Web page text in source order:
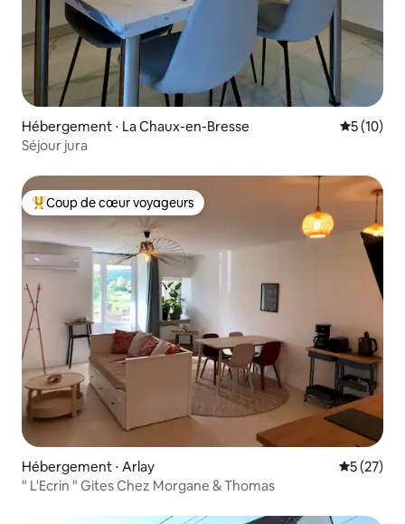
Hébergement ⋅ La Chaux-en-Bresse
5 (10)
Séjour jura
Coups de cœur voyageurs les plus appréciés
Coup de cœur voyageurs
Hébergement ⋅ Arlay
5 (27)
" L'Ecrin " Gites Chez Morgane & Thomas